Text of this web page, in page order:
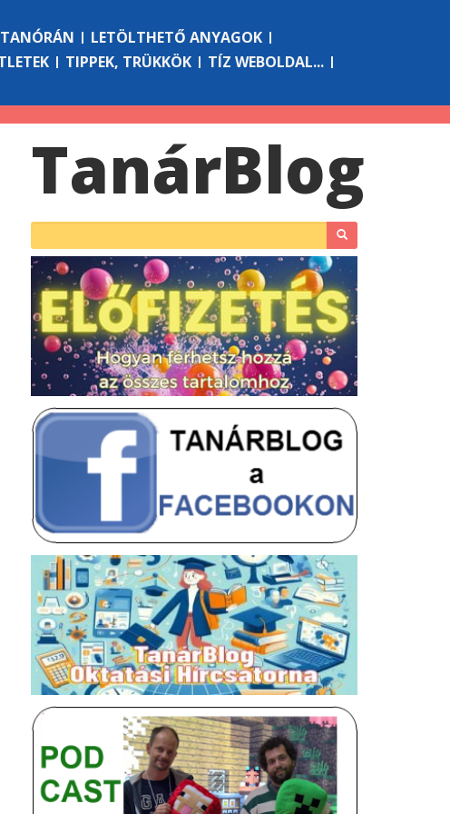
LETÖLTHETŐ ANYAGOK
TIPPEK, TRÜKKÖK
TÍZ WEBOLDAL...
TanárBlog